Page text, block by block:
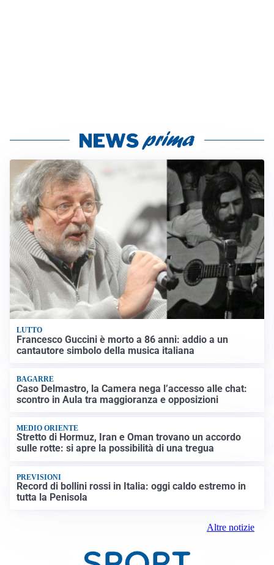
LUTTO
Francesco Guccini è morto a 86 anni: addio a un
cantautore simbolo della musica italiana
BAGARRE
Caso Delmastro, la Camera nega l’accesso alle chat:
scontro in Aula tra maggioranza e opposizioni
MEDIO ORIENTE
Stretto di Hormuz, Iran e Oman trovano un accordo
sulle rotte: si apre la possibilità di una tregua
PREVISIONI
Record di bollini rossi in Italia: oggi caldo estremo in
tutta la Penisola
Altre notizie